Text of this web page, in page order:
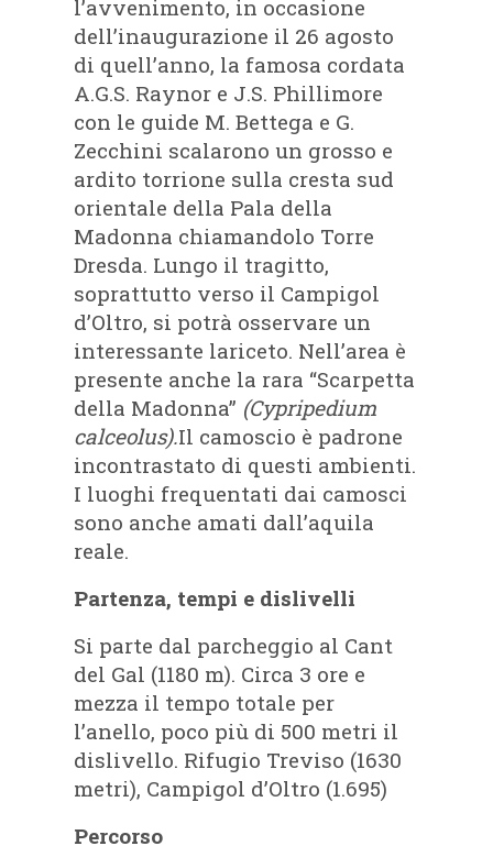
l’avvenimento, in occasione
dell’inaugurazione il 26 agosto
di quell’anno, la famosa cordata
A.G.S. Raynor e J.S. Phillimore
con le guide M. Bettega e G.
Zecchini scalarono un grosso e
ardito torrione sulla cresta sud
orientale della Pala della
Madonna chiamandolo Torre
Dresda. Lungo il tragitto,
soprattutto verso il Campigol
d’Oltro, si potrà osservare un
interessante lariceto. Nell’area è
presente anche la rara “Scarpetta
della Madonna” (Cypripedium
calceolus).Il camoscio è padrone
incontrastato di questi ambienti.
I luoghi frequentati dai camosci
sono anche amati dall’aquila
reale.
Partenza, tempi e dislivelli
Si parte dal parcheggio al Cant
del Gal (1180 m). Circa 3 ore e
mezza il tempo totale per
l’anello, poco più di 500 metri il
dislivello. Rifugio Treviso (1630
metri), Campigol d’Oltro (1.695)
Percorso